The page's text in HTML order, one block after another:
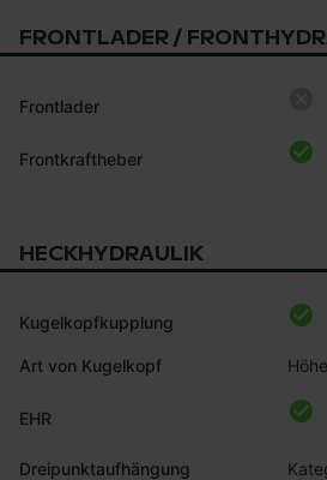
FRONTLADER /
Frontlader
Frontkraftheber
HECKHYDRAULIK
Kugelkopfkupplung
Art von Kugelkopf
EHR
Dreipunktaufhängung